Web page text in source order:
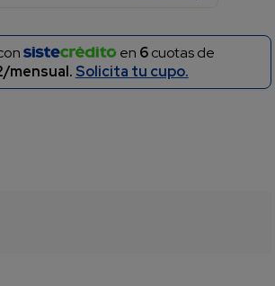
en 6cuotas de
mensual. Solicita tu cupo.